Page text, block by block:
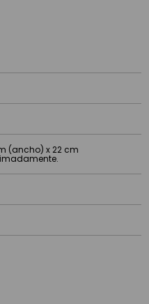
(ancho) x 22 cm